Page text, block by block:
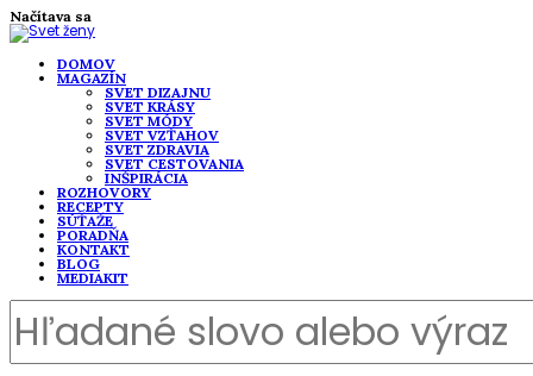
Načítava sa
DOMOV
MAGAZÍN
SVET DIZAJNU
SVET KRÁSY
SVET MÓDY
SVET VZŤAHOV
SVET ZDRAVIA
SVET CESTOVANIA
INŠPIRÁCIA
ROZHOVORY
RECEPTY
SÚŤAŽE
PORADŇA
KONTAKT
BLOG
MEDIAKIT